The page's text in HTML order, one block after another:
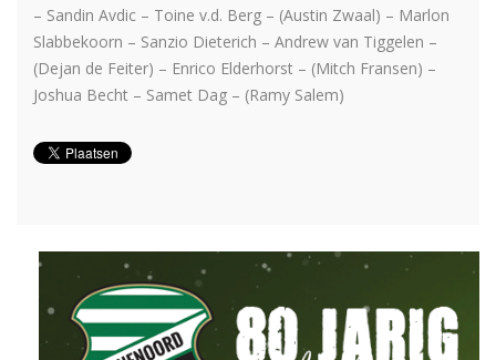
– Sandin Avdic – Toine v.d. Berg – (Austin Zwaal) – Marlon
Slabbekoorn – Sanzio Dieterich – Andrew van Tiggelen –
(Dejan de Feiter) – Enrico Elderhorst – (Mitch Fransen) –
Joshua Becht – Samet Dag – (Ramy Salem)